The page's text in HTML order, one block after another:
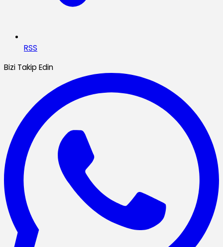
RSS
Bizi Takip Edin